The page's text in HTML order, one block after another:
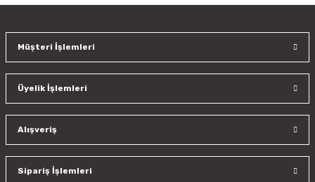
Ürün resmi kalitesiz, bozuk veya görüntülenemiyor.
Ürün bilgilerinde hatalar bulunuyor.
Bu ürüne benzer farklı alternatifler olmalı.
Müşteri İşlemleri
Üyelik İşlemleri
Alışveriş
Sipariş İşlemleri